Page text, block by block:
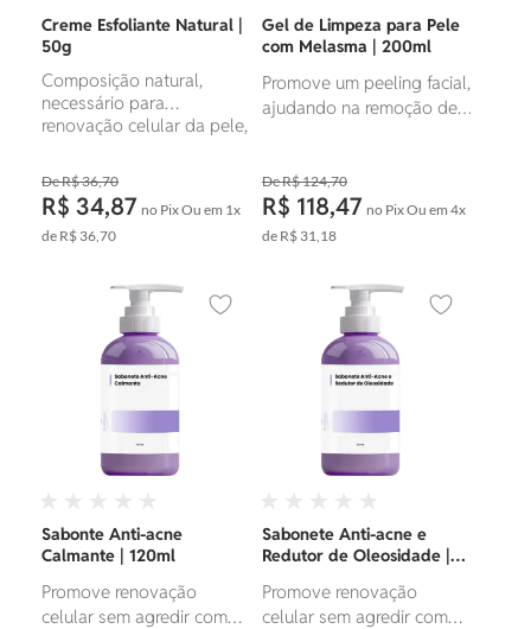
Creme Esfoliante Natural |
50g
Composição natural,
necessário para
renovação celular da pele,
fornecendo uma limpeza
profunda.
R$ 36,70
R$ 34,87 no PixOu em 1x
de R$ 36,70
Gel de Limpeza para Pele
com Melasma | 200ml
Promove um peeling facial,
ajudando na remoção de
R$ 124,70
R$ 118,47 no PixOu em 4x
de R$ 31,18
Sabonte Anti-acne
Calmante | 120ml
Promove renovação
celular sem agredir com
Adicionar aos favoritos
Sabonete Anti-acne e
Redutor de Oleosidade |
Promove renovação
celular sem agredir com
Adicionar